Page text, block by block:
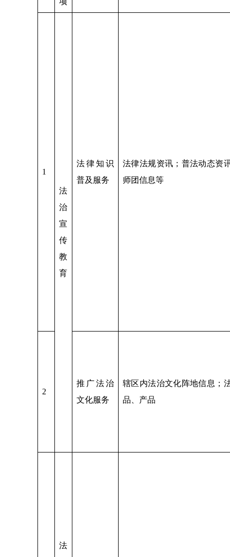
1
法
治
宣
传
教
育
法律知识
普及服务
法律法规资讯；普法动态资
师团信息等
2
推广法治
文化服务
辖区内法治文化阵地信息；
品、产品
法